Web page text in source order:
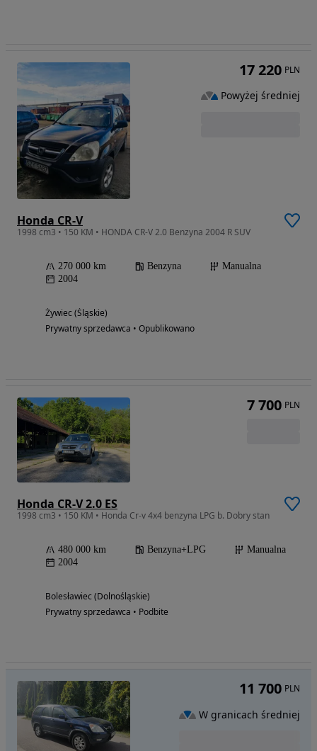
Honda CR-V
1998 cm3 • 150 KM • HONDA CR-V 2.0 Benzyna 2004 R SUV
270 000 km Benzyna
Manualna
2004
Żywiec (Śląskie)
Prywatny sprzedawca • Opublikowano
17 220 PLN
Powyżej średniej
Honda CR-V 2.0 ES
1998 cm3 • 150 KM • Honda Cr-v 4x4 benzyna LPG b. Dobry stan
480 000 km Benzyna+LPG
Manualna
2004
Bolesławiec (Dolnośląskie)
Prywatny sprzedawca • Podbite
7 700 PLN
11 700 PLN
W granicach średniej